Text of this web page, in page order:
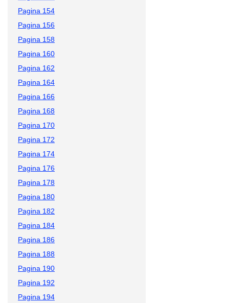
Pagina 154
Pagina 156
Pagina 158
Pagina 160
Pagina 162
Pagina 164
Pagina 166
Pagina 168
Pagina 170
Pagina 172
Pagina 174
Pagina 176
Pagina 178
Pagina 180
Pagina 182
Pagina 184
Pagina 186
Pagina 188
Pagina 190
Pagina 192
Pagina 194